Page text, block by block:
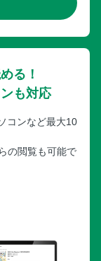
る！
も対応
コンなど最大10
の閲覧も可能で